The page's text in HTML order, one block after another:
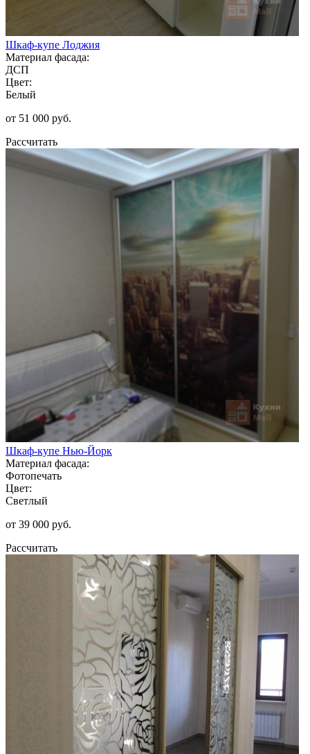
Шкаф-купе Лоджия
Материал фасада:
ДСП
Цвет:
Белый
от 51 000 руб.
Рассчитать
Шкаф-купе Нью-Йорк
Материал фасада:
Фотопечать
Цвет:
Светлый
от 39 000 руб.
Рассчитать